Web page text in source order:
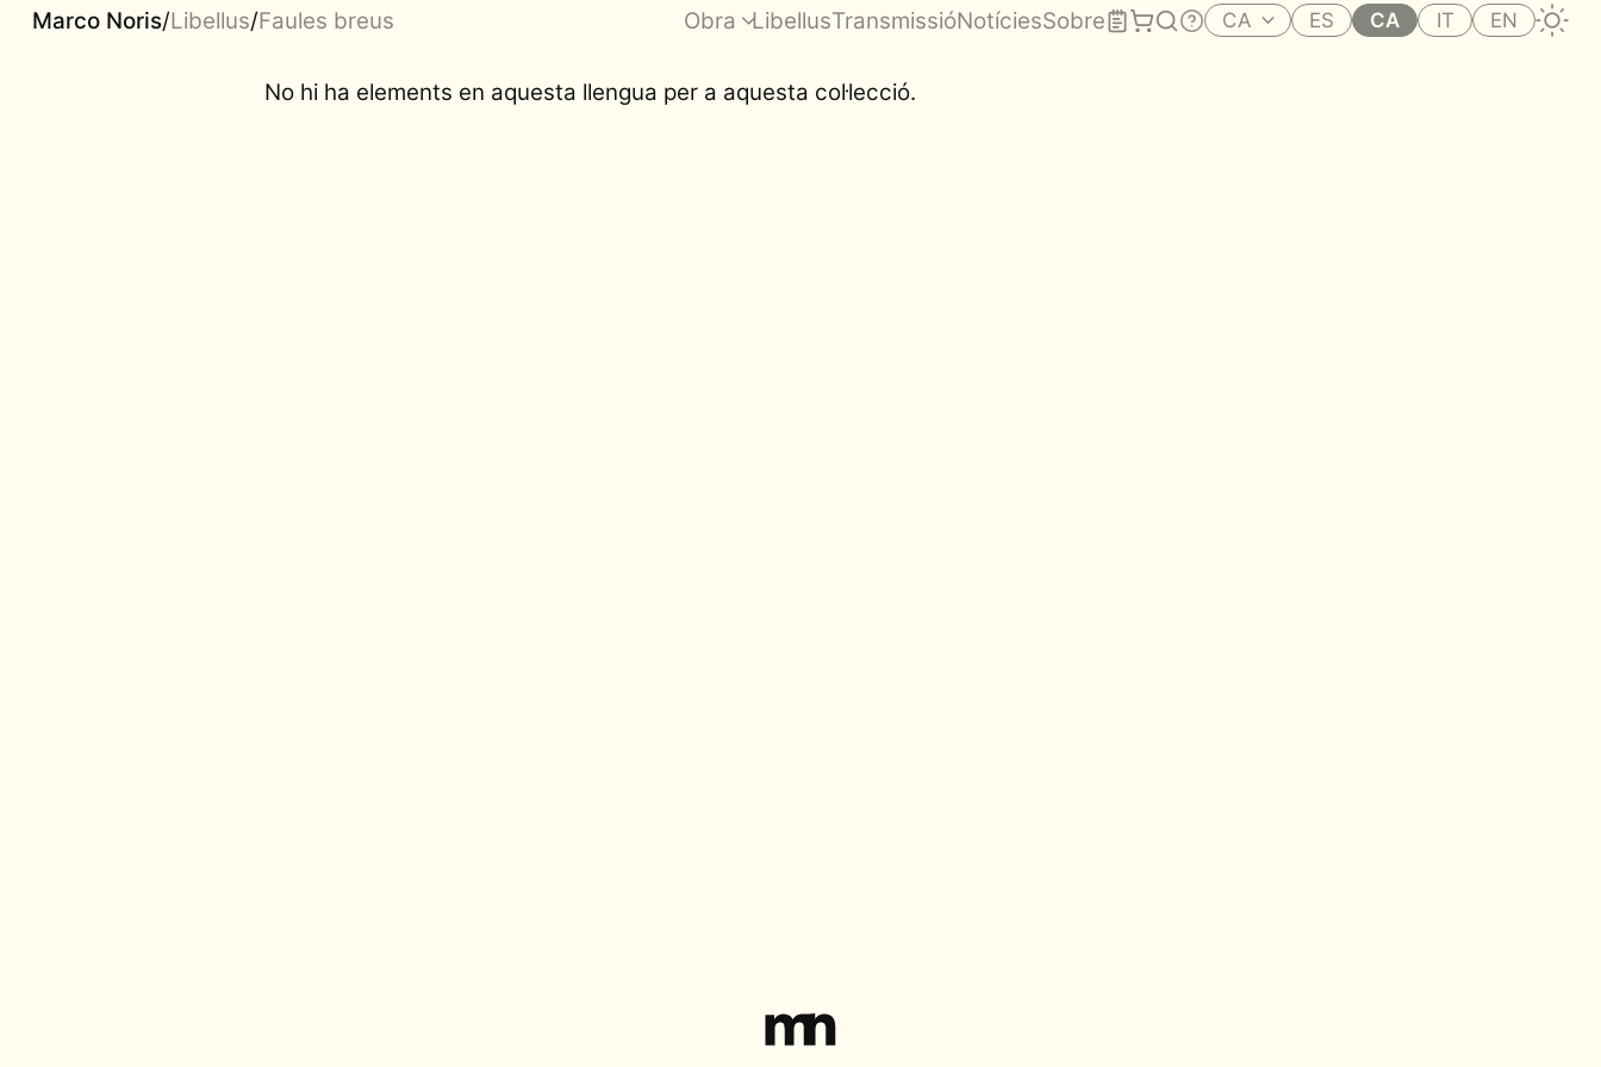
Marco Noris/Libellus/Faules breus Obra LibellusTransmissióNotíciesSobre CA ES CA IT EN
No hi ha elements en aquesta llengua per a aquesta col·lecció.